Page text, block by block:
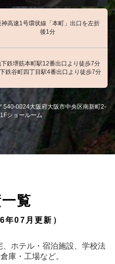
神高速1号環状線「本町」出口を左折
後1分
鉄堺筋本町駅12番出口より徒歩7分
鉄谷町四丁目駅4番出口より徒歩7分
0024大阪府大阪市中央区南新町2-
ショールーム
覧
年07月更新）
ホテル・宿泊施設、学校法
庫・工場など。